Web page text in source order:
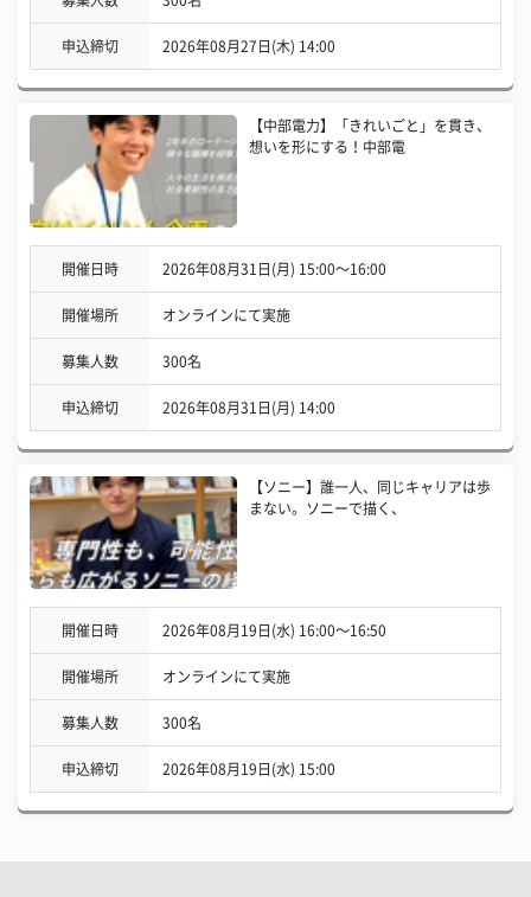
申込締切 2026年08月27日(木) 14:00
【中部電力】「きれいごと」を貫き、
想いを形にする！中部電
開催日時 2026年08月31日(月) 15:00〜16:00
開催場所 オンラインにて実施
募集人数 300名
申込締切 2026年08月31日(月) 14:00
【ソニー】誰一人、同じキャリアは歩
まない。ソニーで描く、
開催日時 2026年08月19日(水) 16:00〜16:50
開催場所 オンラインにて実施
募集人数 300名
申込締切 2026年08月19日(水) 15:00